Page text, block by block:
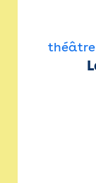
théâtre